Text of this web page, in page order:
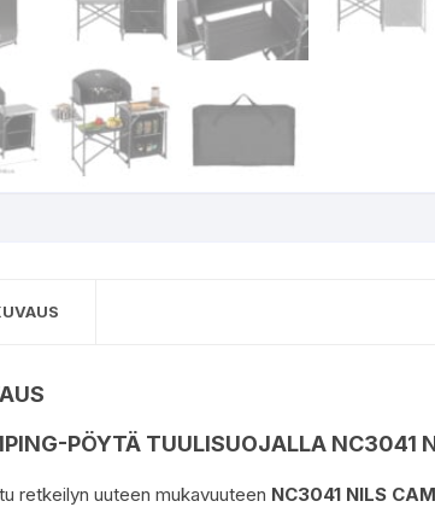
PÖYTÄ TUULISUOJALLA NC3041
retkeilyn uuteen mukavuuteen NC3041 NILS